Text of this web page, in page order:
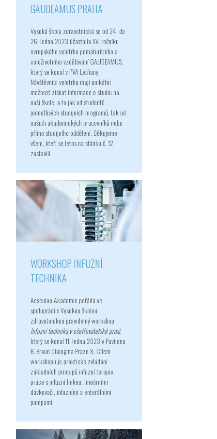
GAUDEAMUS PRAHA
Vysoká škola zdravotnická se od 24. do
26. ledna 2023 účastnila XV. ročníku
evropského veletrhu pomaturitního a
celoživotního vzdělávání GAUDEAMUS,
který se konal v PVA Letňany.
Návštěvníci veletrhu mají unikátní
možnost získat informace o studiu na
naší škole, a to jak od studentů
jednotlivých studijních programů, tak od
našich akademických pracovníků nebo
přímo studijního oddělení. Děkujeme
všem, kteří se letos na stánku č. 12
zastavili.
WORKSHOP INFUZNÍ
TECHNIKA
Aesculap Akademie pořádá ve
spolupráci s Vysokou školou
zdravotnickou pravidelný workshop
Infuzní technika v ošetřovatelské praxi,
který se konal 11. ledna 2023 v Pavilonu
B. Braun Dialog na Praze 8. Cílem
workshopu je praktické zvládání
základních principů infuzní terapie,
práce s infuzní linkou, lineárními
dávkovači, infuzními a enterálními
pumpami.